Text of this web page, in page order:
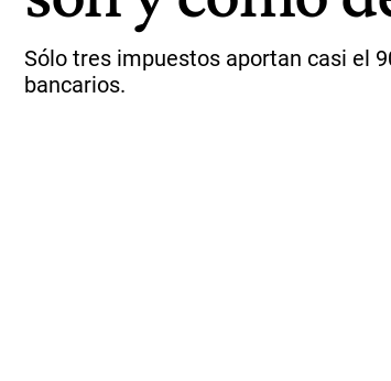
Sólo tres impuestos aportan casi el
bancarios.